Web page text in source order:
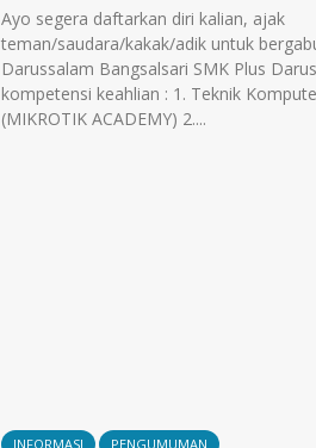
Ayo segera daftarkan diri kalian, ajak
teman/saudara/kakak/adik untuk
Darussalam Bangsalsari SMK Plus
kompetensi keahlian : 1. Teknik
(MIKROTIK ACADEMY) 2....
INFORMASI PENGUMUMAN